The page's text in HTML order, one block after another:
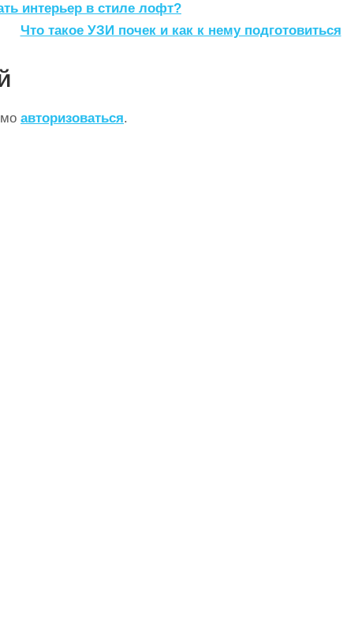
интерьер в стиле лофт?
Что такое УЗИ почек и как к нему подготовиться
авторизоваться.